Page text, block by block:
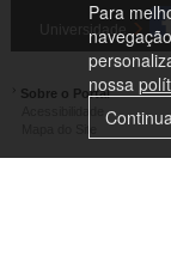
Para
nossa
Universidade
Sobre o Portal